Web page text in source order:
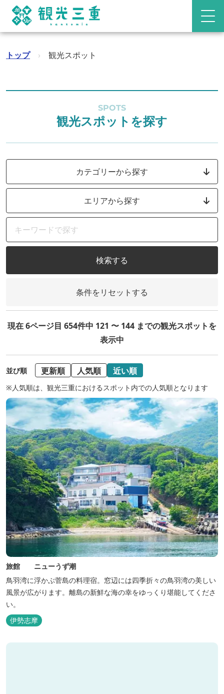
トップ › 観光スポット
SPOTS
観光スポットを探す
カテゴリーから探す
エリアから探す
検索する
条件をリセットする
現在 6ページ目 654件中 121 〜 144 までの観光スポットを
表示中
並び順 更新順 人気順 近い順
※人気順は、観光三重におけるスポット内での人気順となります
旅館 ニューうず潮
鳥羽湾に浮かぶ菅島の料理宿。窓辺には四季折々の鳥羽湾の美しい
風景が広がります。離島の新鮮な海の幸をゆっくり堪能してくださ
い。
伊勢志摩